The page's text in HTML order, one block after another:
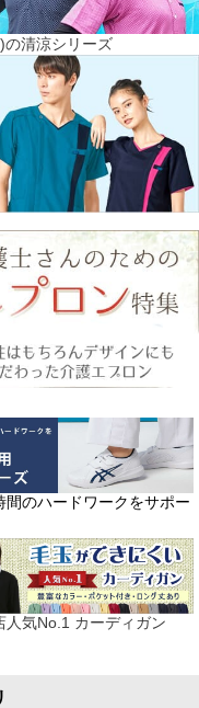
清涼シリーズ
間のハードワークをサポー
人気No.1 カーディガン